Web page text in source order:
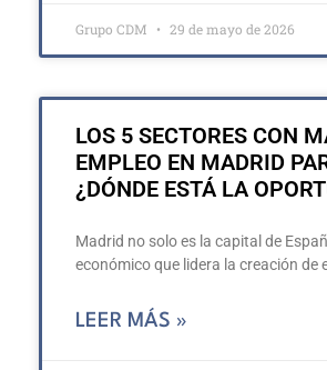
Grupo CDM 29 de mayo de 2026
LOS 5 SECTORES CON
EMPLEO EN MADRID
¿DÓNDE ESTÁ LA
Madrid no solo es la capital de
económico que lidera la creación de
LEER MÁS »